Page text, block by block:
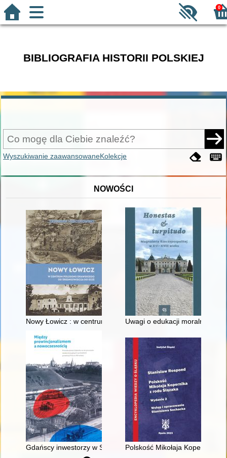
0
BIBLIOGRAFIA HISTORII POLSKIEJ
Wyszukiwanie zaawansowaneKolekcje
NOWOŚCI
Nowy Łowicz : w centrum poligonu drawskiego od
Uwagi o edukacji moralnej
Gdańscy inwestorzy w Sopocie : prestiż finansowy i
Polskość Mikołaja Kopernika z